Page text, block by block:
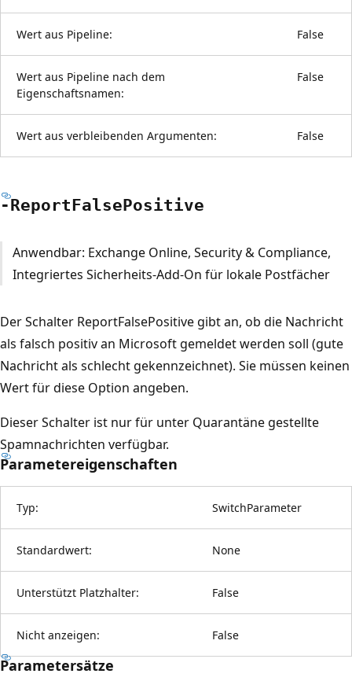
Wert aus Pipeline: False
Wert aus Pipeline nach dem
Eigenschaftsnamen:
False
Wert aus verbleibenden Argumenten: False
-ReportFalsePositive
Anwendbar: Exchange Online, Security & Compliance,
Integriertes Sicherheits-Add-On für lokale Postfächer
Der Schalter ReportFalsePositive gibt an, ob die Nachricht
als falsch positiv an Microsoft gemeldet werden soll (gute
Nachricht als schlecht gekennzeichnet). Sie müssen keinen
Wert für diese Option angeben.
Dieser Schalter ist nur für unter Quarantäne gestellte
Spamnachrichten verfügbar.
Parametereigenschaften
Typ: SwitchParameter
Standardwert: None
Unterstützt Platzhalter: False
Nicht anzeigen: False
Parametersätze